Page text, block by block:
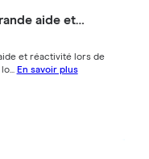
aide et…
et réactivité lors de
En savoir plus